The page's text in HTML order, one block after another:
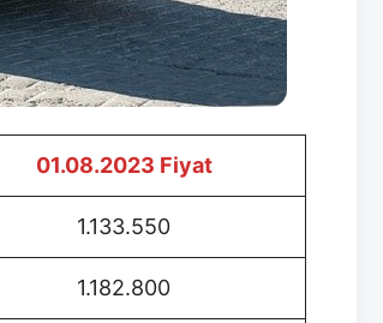
01.08.2023 Fiyat
1.133.550
1.182.800